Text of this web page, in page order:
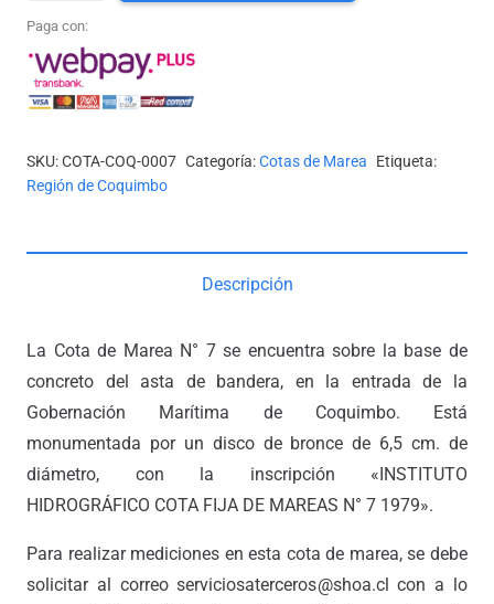
0007
(GOBERNACIÓN
MARÍTIMA
DE
cantidad
Paga con:
SKU:COTA-COQ-0007 Categoría:Cotas de Marea Etiqueta:
Región de Coquimbo
Descripción
La Cota de Marea N° 7 se encuentra sobre la base de
concreto del asta de bandera, en la entrada de la
Gobernación Marítima de Coquimbo. Está
monumentada por un disco de bronce de 6,5 cm. de
diámetro, con la inscripción «INSTITUTO
HIDROGRÁFICO COTA FIJA DE MAREAS N° 7 1979».
Para realizar mediciones en esta cota de marea, se debe
solicitar al correo serviciosaterceros@shoa.cl con a lo